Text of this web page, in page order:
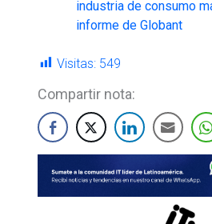
industria de consumo
informe de Globant
Visitas: 549
Compartir nota: